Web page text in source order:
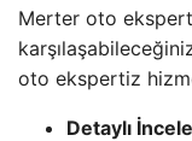
Merter oto
oto ekspertiz
Detaylı